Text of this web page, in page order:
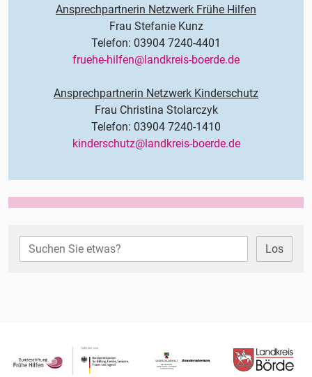
Ansprechpartnerin Netzwerk Frühe Hilfen
Frau Stefanie Kunz
Telefon: 03904 7240-4401
fruehe-hilfen@landkreis-boerde.de
Ansprechpartnerin Netzwerk Kinderschutz
Frau Christina Stolarczyk
Telefon: 03904 7240-1410
kinderschutz@landkreis-boerde.de
Los